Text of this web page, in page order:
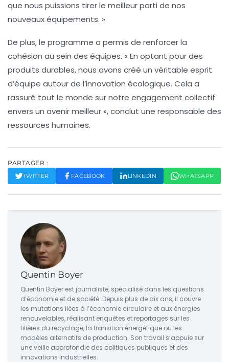
que nous puissions tirer le meilleur parti de nos
nouveaux équipements. »
De plus, le programme a permis de renforcer la
cohésion au sein des équipes. « En optant pour des
produits durables, nous avons créé un véritable esprit
d’équipe autour de l’innovation écologique. Cela a
rassuré tout le monde sur notre engagement collectif
envers un avenir meilleur », conclut une responsable des
ressources humaines.
PARTAGER :
TWITTER FACEBOOK LINKEDIN WHATSAPP
Quentin Boyer
Quentin Boyer est journaliste, spécialisé dans les questions
d’économie et de société. Depuis plus de dix ans, il couvre
les mutations liées à l’économie circulaire et aux énergies
renouvelables, réalisant enquêtes et reportages sur les
filières du recyclage, la transition énergétique ou les
modèles alternatifs de production. Son travail s’appuie sur
une veille approfondie des politiques publiques et des
innovations industrielles.